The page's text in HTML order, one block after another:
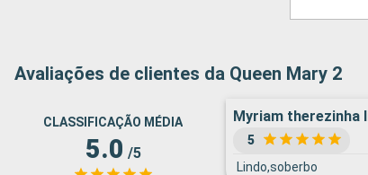
Avaliações de clientes da Queen Mary 2
CLASSIFICAÇÃO MÉDIA
5.0 /5
Myriam therezinha
5
Lindo,soberbo